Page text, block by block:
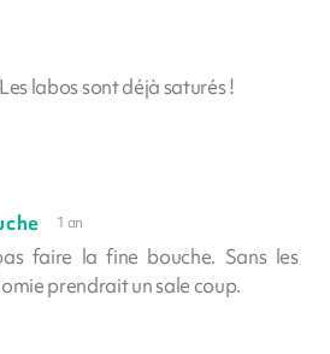
labos sont déjà saturés !
1 an
faire la fine bouche. Sans les
prendrait un sale coup.